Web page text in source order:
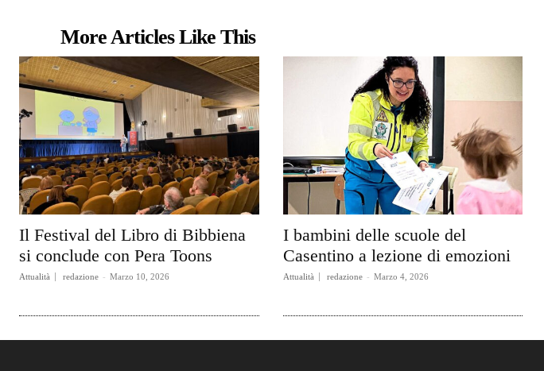
More Articles Like This
Il Festival del Libro di Bibbiena
si conclude con Pera Toons
Attualità redazione - Marzo 10, 2026
I bambini delle scuole del
Casentino a lezione di emozioni
Attualità redazione - Marzo 4, 2026